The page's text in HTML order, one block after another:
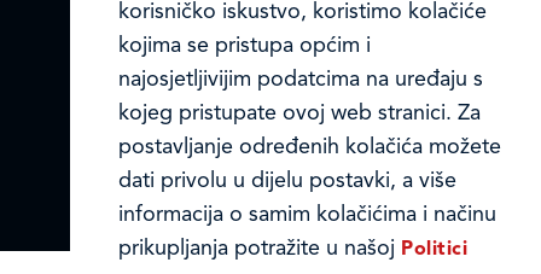
© LEDO plus d.o.o. 2026.
korisničko iskustvo, koristimo kolačiće
kojima se pristupa općim i
najosjetljivijim podatcima na uređaju s
kojeg pristupate ovoj web stranici. Za
postavljanje određenih kolačića možete
dati privolu u dijelu postavki, a više
informacija o samim kolačićima i načinu
prikupljanja potražite u našoj Politici
Analitički kolačići
Analitički kolačići pomažu nam
unaprijediti web-stranicu prikupljanjem i
analizom podataka o njeziinu korištenju.